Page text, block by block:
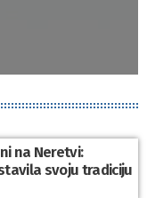
na Neretvi:
svoju tradiciju